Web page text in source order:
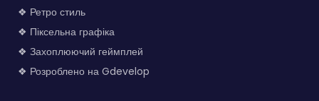
❖ Ретро стиль
❖ Піксельна графіка
❖ Захоплюючий геймплей
❖ Розроблено на Gdevelop